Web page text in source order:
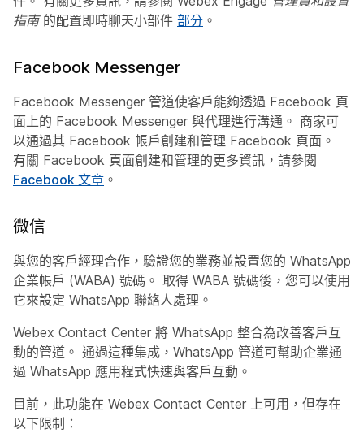
指南的配置即時聊天小部件 部分 。
Facebook Messenger
Facebook Messenger 管道使客戶能夠透過 Facebook 頁
面上的 Facebook Messenger 與代理進行溝通。 商家可
以通過其 Facebook 帳戶創建和管理 Facebook 頁面。
有關 Facebook 頁面創建和管理的更多資訊，請參閱
Facebook 文章 。
微信
與您的客戶經理合作，驗證您的業務並設置您的 WhatsApp
企業帳戶 (WABA) 號碼。 取得 WABA 號碼後，您可以使用
它來設定 WhatsApp 聯絡人處理。
Webex Contact Center 將 WhatsApp 整合為改善客戶互
動的管道。 通過這種集成，WhatsApp 管道可幫助企業通
過 WhatsApp 應用程式快速與客戶互動。
目前，此功能在 Webex Contact Center 上可用，但存在
以下限制：